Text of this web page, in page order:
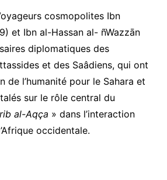
cosmopolites Ibn
et Ibn al-Hassan al- ñWazzān
diplomatiques des
et des Saâdiens, qui ont
de l’humanité pour le Sahara et
sur le rôle central du
al-Aqça » dans l’interaction
occidentale.